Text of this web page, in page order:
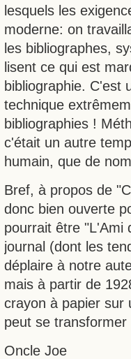
lesquels les
moderne: on
les bibliographes,
lisent ce qui est
bibliographie. C'est
technique
bibliographies !
c'était un autre
humain, que de
Bref, à propos de
donc bien ouverte
pourrait être "L'Ami
journal (dont les
déplaire à notre
mais à partir de
crayon à papier sur
peut se
Oncle Joe